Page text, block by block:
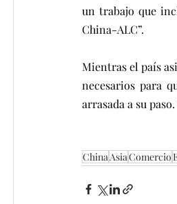
un trabajo que
China-ALC”.
Mientras el país
necesarios para
arrasada a su
ChinaAsiaComercio